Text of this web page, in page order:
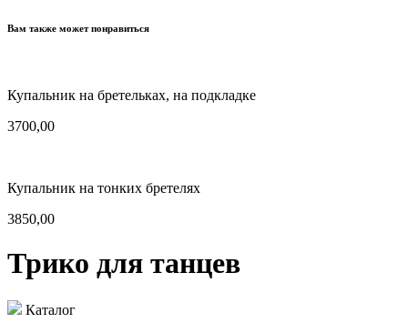
Вам также может понравиться
Купальник на бретельках, на подкладке
3700,00
Купальник на тонких бретелях
3850,00
Трико для танцев
Каталог